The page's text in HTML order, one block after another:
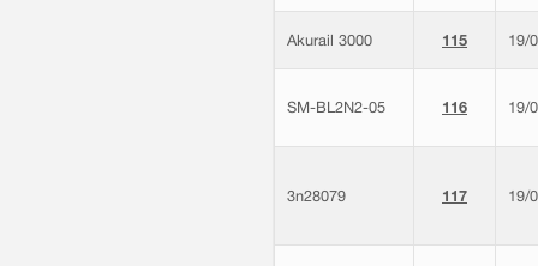
Akurail 3000 115 19/
SM-BL2N2-05 116 19/
3n28079 117 19/